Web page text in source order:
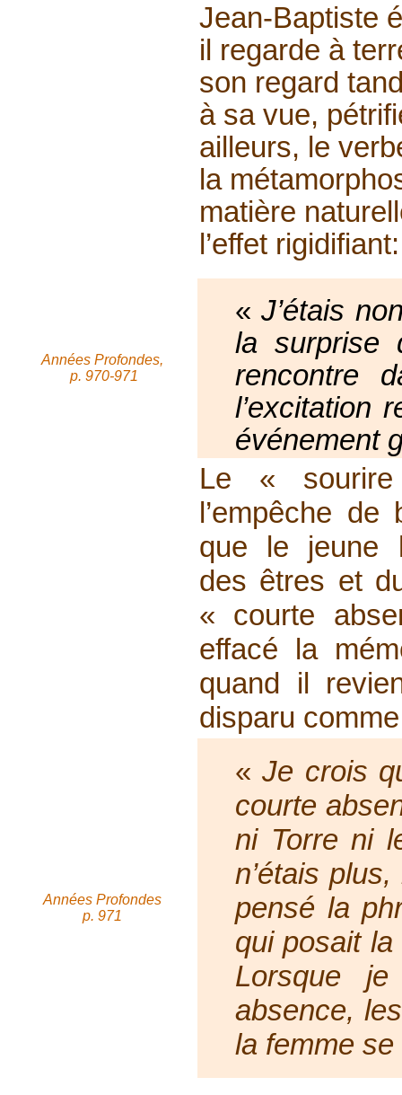
Jean-Baptiste
il regarde à
son regard
à sa vue,
ailleurs, le
la
matière
l’effet rigidifiant:
Années Profondes,
p. 970-971
«J’étais
la surprise
rencontre
l’excitation
événement
Le «
l’empêche
que le jeune
des êtres et
« courte
effacé la
quand il
disparu
Années Profondes
p. 971
«Je crois
courte
ni Torre ni
n’étais
pensé la
qui posait
Lorsque
absence,
la femme